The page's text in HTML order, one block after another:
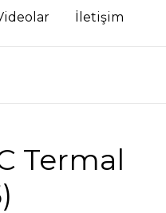
İletişim
Termal